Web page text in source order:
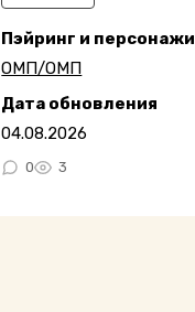
Пэйринг и персонажи
ОМП/ОМП
Дата обновления
04.08.2026
0 3